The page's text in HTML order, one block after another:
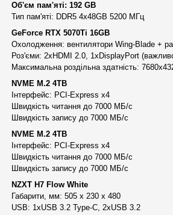
часі та швидке виведення готових
для програм, таких як AutoCAD,
та велика кількість оперативної
та виконувати масштабні симуляції
наступними ключовими
Core i9-14900KF з 24 ядрами та 32
обчислювальну потужність.
RTX 5070Ti 16GB гарантує високу
трасування променів у реальному часі
192 ГБ DDR5 забезпечує плавну
на найвищому рівні.
Об'єм пам'яті: 192 GB
Тип пам'яті: DDR5 4x48GB 5200 МГц
GeForce RTX 5070Ti 16GB
Охолодження: вентилятори Wing-Blade +
Роз'єми: 2хHDMI 2.0, 1хDisplayPort
Максимальна роздільна здатність:
NVME M.2 4TB
Інтерфейс: PCI-Express x4
Швидкість читання до 7000 МБ/с
Швидкість запису до 7000 МБ/с
NVME M.2 4TB
Інтерфейс: PCI-Express x4
Швидкість читання до 7000 МБ/с
Швидкість запису до 7000 МБ/с
NZXT H7 Flow White
Габарити, мм: 505 x 230 x 480
USB: 1хUSB 3.2 Type-C, 2хUSB 3.2